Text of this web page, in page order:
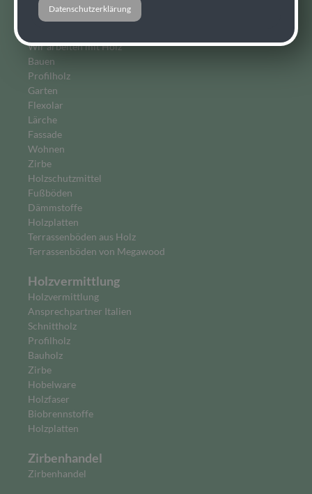
Regionaler Holzfachmarkt
Wir arbeiten mit Holz
Bauen
Profilholz
Garten
Flexolar
Lärche
Fassade
Wohnen
Zirbe
Holzschutzmittel
Fußböden
Dämmstoffe
Holzplatten
Terrassenböden aus Holz
Terrassenböden von Megawood
Holzvermittlung
Holzvermittlung
Ansprechpartner Italien
Schnittholz
Profilholz
Bauholz
Zirbe
Hobelware
Holzfaser
Biobrennstoffe
Holzplatten
Zirbenhandel
Zirbenhandel
Datenschutzerklärung